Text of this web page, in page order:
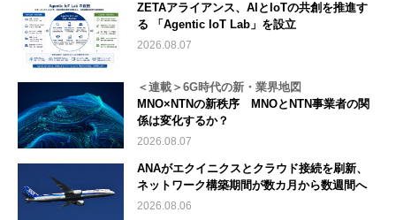
ZETAアライアンス、AIとIoTの共創を推進す
る 「Agentic IoT Lab」を設立
2026.08.07
＜連載＞6G時代の新・業界地図
MNO×NTNの新秩序 MNOとNTN事業者の関
係は変化するか？
2026.08.07
ANAがエクイニクスとクラウド接続を刷新、
ネットワーク構築期間が数カ月から数週間へ
2026.08.06